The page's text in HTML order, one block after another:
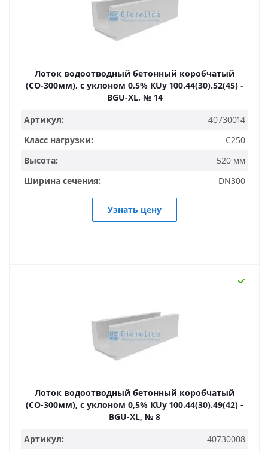
Лоток водоотводный бетонный коробчатый
(СО-300мм), с уклоном 0,5% КUу 100.44(30).52(45) -
BGU-XL, № 14
Артикул:
40730014
Класс нагрузки:
C250
Высота:
520 мм
Ширина сечения:
DN300
Узнать цену
Лоток водоотводный бетонный коробчатый
(СО-300мм), с уклоном 0,5% КUу 100.44(30).49(42) -
BGU-XL, № 8
Артикул:
40730008